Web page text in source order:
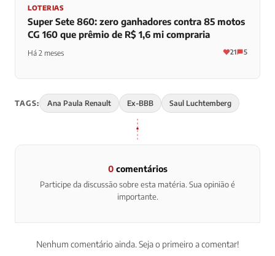
LOTERIAS
Super Sete 860: zero ganhadores contra 85 motos
CG 160 que prêmio de R$ 1,6 mi compraria
Há 2 meses 21 5
TAGS: Ana Paula Renault Ex-BBB Saul Luchtemberg
0comentários
Participe da discussão sobre esta matéria. Sua opinião é
importante.
Nenhum comentário ainda. Seja o primeiro a comentar!